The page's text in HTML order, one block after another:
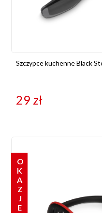
Szczypce kuchenne Black
29 zł
OKAZJE